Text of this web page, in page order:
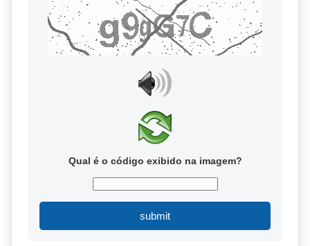
Qual é o código exibido na imagem?
submit